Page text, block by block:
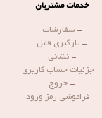
خدمات مشتریان
-سفارشات
- بارگیری فایل
-نشانی
- جزئیات حساب کاربری
- خروج
- فراموشی رمز ورود